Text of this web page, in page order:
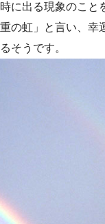
に出る現象のこと
の虹」と言い、幸
そうです。